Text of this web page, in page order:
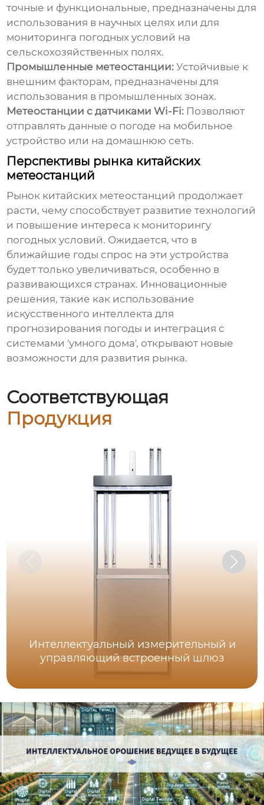
точные и функциональные, предназначены для
использования в научных целях или для
мониторинга погодных условий на
сельскохозяйственных полях.
Промышленные метеостанции: Устойчивые к
внешним факторам, предназначены для
использования в промышленных зонах.
Метеостанции с датчиками Wi-Fi: Позволяют
отправлять данные о погоде на мобильное
устройство или на домашнюю сеть.
Перспективы рынка китайских
метеостанций
Рынок китайских метеостанций продолжает
расти, чему способствует развитие технологий
и повышение интереса к мониторингу
погодных условий. Ожидается, что в
ближайшие годы спрос на эти устройства
будет только увеличиваться, особенно в
развивающихся странах. Инновационные
решения, такие как использование
искусственного интеллекта для
прогнозирования погоды и интеграция с
системами 'умного дома', открывают новые
возможности для развития рынка.
Соответствующая
Продукция
Интеллектуальный измерительный и
управляющий встроенный шлюз